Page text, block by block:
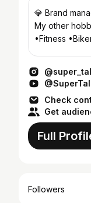
💎 Brand
My other hobby
•Fitness
Check
Get
Full
Followers